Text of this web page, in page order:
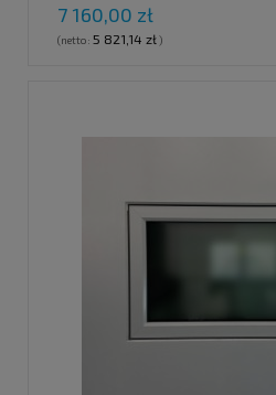
7 160,00 zł
(netto: 5 821,14 zł)